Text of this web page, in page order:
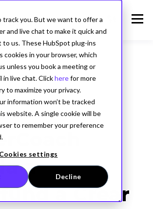
you. But we want to offer a
and live chat to make it quick and
to us. These HubSpot plug-ins
cookies in your browser, which
unless you book a meeting or
in live chat. Clickherefor more
to maximize your privacy.
information won’t be tracked
website. A single cookie will be
to remember your preference
Cookies settings
Decline
CLIENTES
a
a Crear